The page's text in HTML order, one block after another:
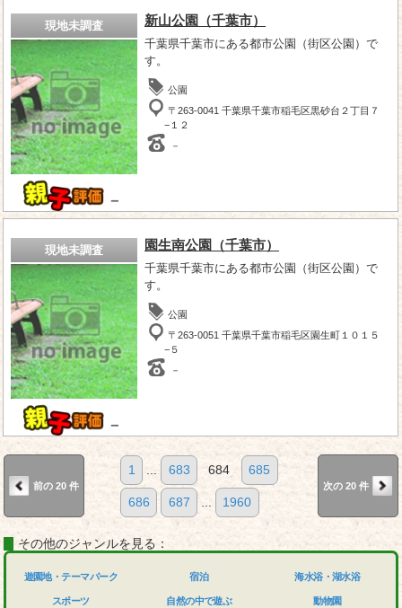
現地未調査
－
新山公園（千葉市）
千葉県千葉市にある都市公園（街区公園）で
す。
公園
〒263-0041 千葉県千葉市稲毛区黒砂台２丁目７
−１２
－
現地未調査
－
園生南公園（千葉市）
千葉県千葉市にある都市公園（街区公園）で
す。
公園
〒263-0051 千葉県千葉市稲毛区園生町１０１５
−５
－
前の 20 件
1 ... 683 684 685
686 687 ... 1960
次の 20 件
その他のジャンルを見る：
遊園地・テーマパーク
スポーツ
宿泊
自然の中で遊ぶ
海水浴・湖水浴
動物園